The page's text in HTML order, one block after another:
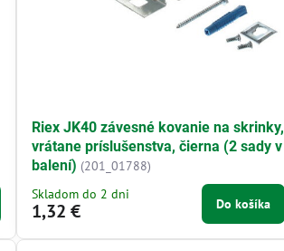
Riex JK40 závesné kovanie na skrinky,
vrátane príslušenstva, čierna (2 sady v
balení) (201_01788)
Skladom do 2 dni
1,32 € Do košíka